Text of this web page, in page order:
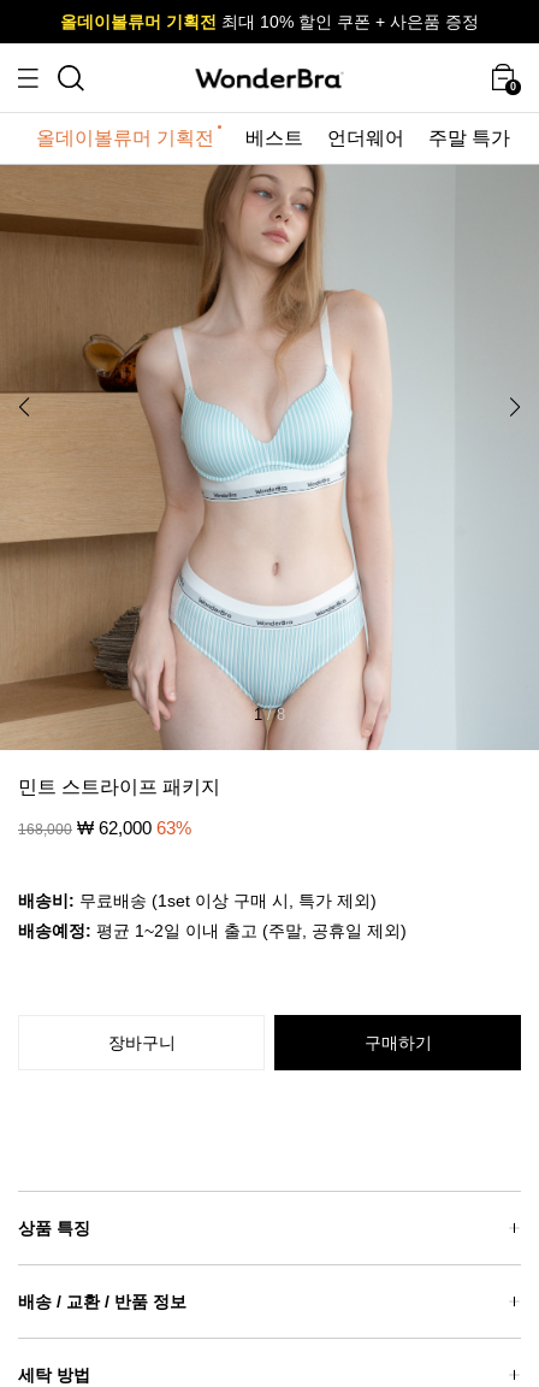
사이즈 무료 교환 서비스
올데이볼류머 기획전 최대 10% 할인 쿠폰 + 사은품 증정
사이즈 무료 교환 서비스
올데이볼류머 기획전
0
올데이볼류머 기획전 베스트 언더웨어 주말 특가
1/8
민트 스트라이프 패키지
168,000 ₩ 62,000 63%
배송비: 무료배송 (1set 이상 구매 시, 특가 제외)
배송예정: 평균 1~2일 이내 출고 (주말, 공휴일 제외)
장바구니 구매하기
상품 특징
배송 / 교환 / 반품 정보
세탁 방법